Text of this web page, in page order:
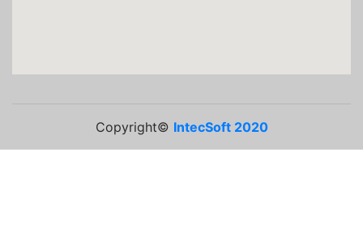
Copyright© IntecSoft 2020